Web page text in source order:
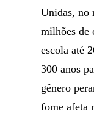
Unidas, no
milhões de
escola até
300 anos
gênero
fome afeta